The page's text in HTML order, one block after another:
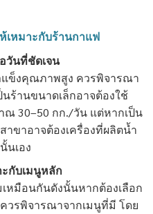
เหมาะกับร้านกาแฟ
วันที่ชัดเจน
แข็งคุณภาพสูง ควรพิจารณา
ร้านขนาดเล็กอาจต้องใช้
ณ 30–50 กก./วัน แต่หากเป็น
ขาอาจต้องเครื่องที่ผลิตน้ำ
นเอง
ะกับเมนูหลัก
หมือนกันดังนั้นหากต้องเลือก
วรพิจารณาจากเมนูที่มี โดย